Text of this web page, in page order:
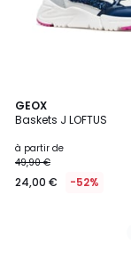
GEOX
Baskets J LOFTUS
à partir de
49,90 €
24,00 € -52%
2
Couleurs